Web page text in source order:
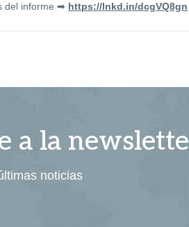
del informe ➡ https://lnkd.in/dcgVQ8gn
a la
noticias